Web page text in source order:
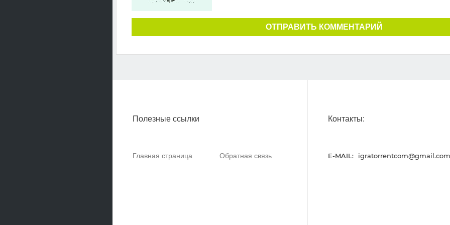
ОТПРАВИТЬ КОММЕНТАРИЙ
Полезные ссылки
Главная страница Обратная связь
Контакты:
E-MAIL: